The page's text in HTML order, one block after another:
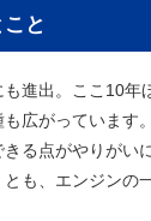
と
進出。ここ10
広がっています
る点がやりが
も、エンジンの